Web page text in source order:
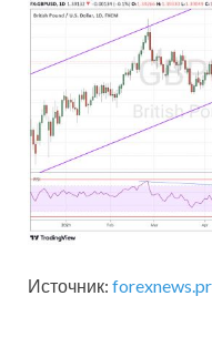
Источник: